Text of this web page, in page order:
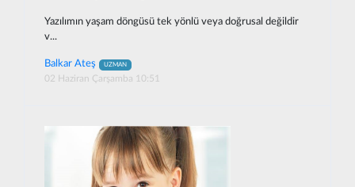
Yazılımın yaşam döngüsü tek yönlü veya doğrusal değildir
v...
Balkar Ateş UZMAN
02 Haziran Çarşamba 10:51